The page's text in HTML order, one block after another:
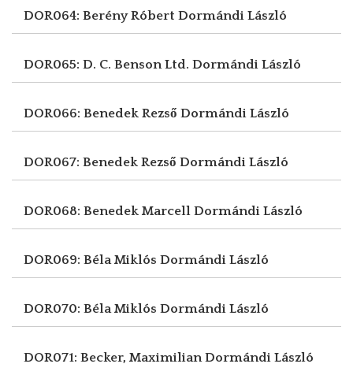
DOR064: Berény Róbert Dormándi László
DOR065: D. C. Benson Ltd. Dormándi László
DOR066: Benedek Rezső Dormándi László
DOR067: Benedek Rezső Dormándi László
DOR068: Benedek Marcell Dormándi László
DOR069: Béla Miklós Dormándi László
DOR070: Béla Miklós Dormándi László
DOR071: Becker, MaximilianDormándi László